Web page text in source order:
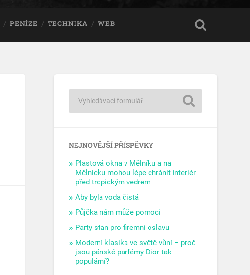
PENÍZE TECHNIKA WEB
NEJNOVĚJŠÍ PŘÍSPĚVKY
Plastová okna v Mělníku a na
Mělnicku mohou lépe chránit interiér
před tropickým vedrem
Aby byla voda čistá
Půjčka nám může pomoci
Party stan pro firemní oslavu
Moderní klasika ve světě vůní – proč
jsou pánské parfémy Dior tak
populární?